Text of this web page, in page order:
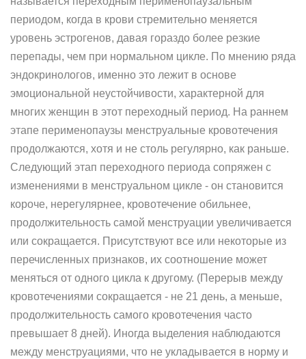
периодом, когда в крови стремительно меняется
уровень эстрогенов, давая гораздо более резкие
перепады, чем при нормальном цикле. По мнению ряда
эндокринологов, именно это лежит в основе
эмоциональной неустойчивости, характерной для
многих женщин в этот переходный период. На раннем
этапе перименопаузы менструальные кровотечения
продолжаются, хотя и не столь регулярно, как раньше.
Следующий этап переходного периода сопряжен с
изменениями в менструальном цикле - он становится
короче, нерегулярнее, кровотечение обильнее,
продолжительность самой менструации увеличивается
или сокращается. Присутствуют все или некоторые из
перечисленных признаков, их соотношение может
меняться от одного цикла к другому. (Перерыв между
кровотечениями сокращается - не 21 день, а меньше,
продолжительность самого кровотечения часто
превышает 8 дней). Иногда выделения наблюдаются
между менструациями, что не укладывается в норму и